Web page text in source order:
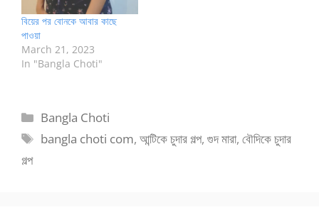
বিয়ের পর বোনকে আবার কাছে
পাওয়া
March 21, 2023
In "Bangla Choti"
Categories
Bangla Choti
Tags
bangla choti com,আন্টিকে চুদার গল্প,গুদ মারা,বৌদিকে চুদার
গল্প